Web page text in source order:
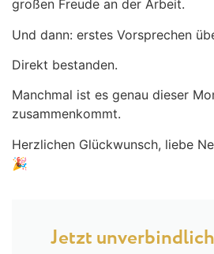
großen Freude an der Arbeit.
Und dann: erstes Vorsprechen
Direkt bestanden.
Manchmal ist es genau dieser
zusammenkommt.
Herzlichen Glückwunsch, liebe
🎉
Jetzt